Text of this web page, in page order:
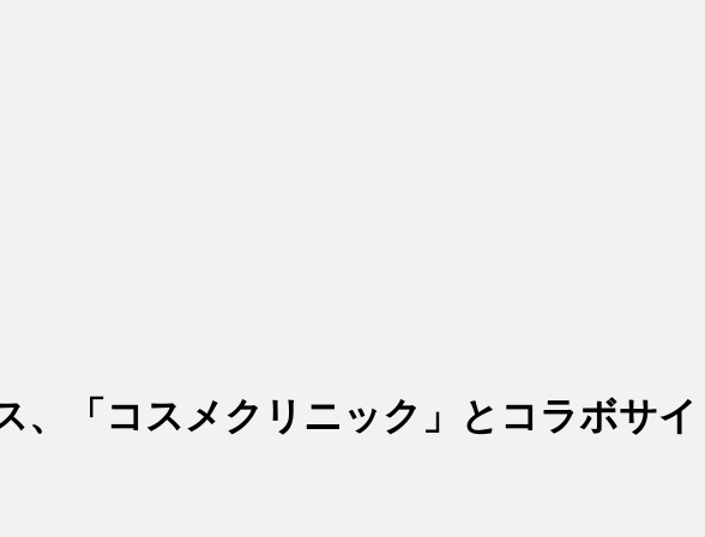
、「コスメクリニック」とコラボサ